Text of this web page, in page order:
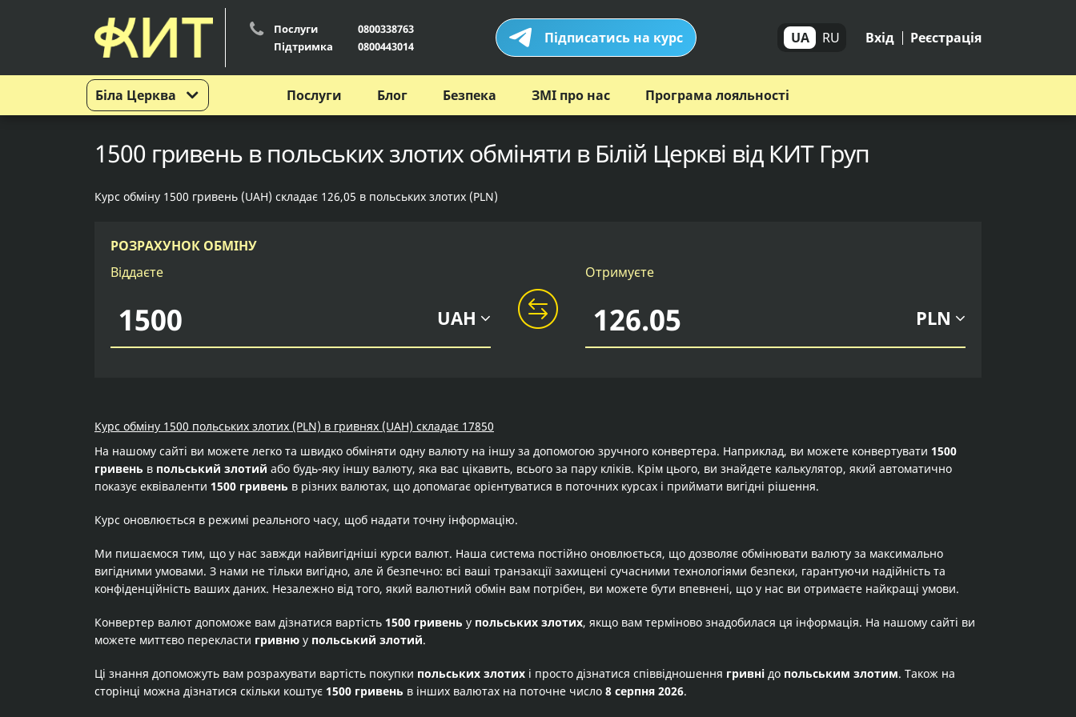
Біла Церква
Послуги
0800338763
Підтримка
0800443014 Підписатись на курс UA RU Вхід Реєстрація
Послуги Блог Безпека ЗМІ про нас Програма лояльності
1500 гривень в польських злотих обміняти в Білій Церкві від КИТ Груп
Курс обміну 1500 гривень (UAH) складає 126,05 в польських злотих (PLN)
РОЗРАХУНОК ОБМІНУ
Віддаєте
UAH
Отримуєте
PLN
Курс обміну 1500 польських злотих (PLN) в гривнях (UAH) складає 17850
На нашому сайті ви можете легко та швидко обміняти одну валюту на іншу за допомогою зручного конвертера. Наприклад, ви можете конвертувати 1500
гривень в польський злотий або будь-яку іншу валюту, яка вас цікавить, всього за пару кліків. Крім цього, ви знайдете калькулятор, який автоматично
показує еквіваленти 1500 гривень в різних валютах, що допомагає орієнтуватися в поточних курсах і приймати вигідні рішення.
Курс оновлюється в режимі реального часу, щоб надати точну інформацію.
Ми пишаємося тим, що у нас завжди найвигідніші курси валют. Наша система постійно оновлюється, що дозволяє обмінювати валюту за максимально
вигідними умовами. З нами не тільки вигідно, але й безпечно: всі ваші транзакції захищені сучасними технологіями безпеки, гарантуючи надійність та
конфіденційність ваших даних. Незалежно від того, який валютний обмін вам потрібен, ви можете бути впевнені, що у нас ви отримаєте найкращі умови.
Конвертер валют допоможе вам дізнатися вартість 1500 гривень у польських злотих, якщо вам терміново знадобилася ця інформація. На нашому сайті ви
можете миттєво перекласти гривню у польський злотий.
Ці знання допоможуть вам розрахувати вартість покупки польських злотих і просто дізнатися співвідношення гривні до польським злотим. Також на
сторінці можна дізнатися скільки коштує 1500 гривень в інших валютах на поточне число 8 серпня 2026.